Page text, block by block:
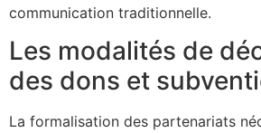
communication traditionnelle.
Les modalités de
des dons et
La formalisation des partenariats